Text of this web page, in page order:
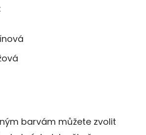
barvám můžete zvolit